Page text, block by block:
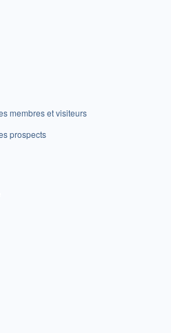
membres et visiteurs
prospects